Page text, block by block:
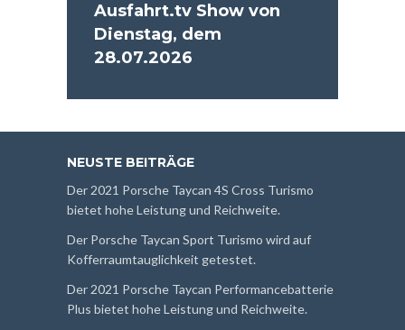
Ausfahrt.tv Show von
Dienstag, dem
28.07.2026
NEUSTE BEITRÄGE
Der 2021 Porsche Taycan 4S Cross Turismo
bietet hohe Leistung und Reichweite.
Der Porsche Taycan Sport Turismo wird auf
Kofferraumtauglichkeit getestet.
Der 2021 Porsche Taycan Performancebatterie
Plus bietet hohe Leistung und Reichweite.